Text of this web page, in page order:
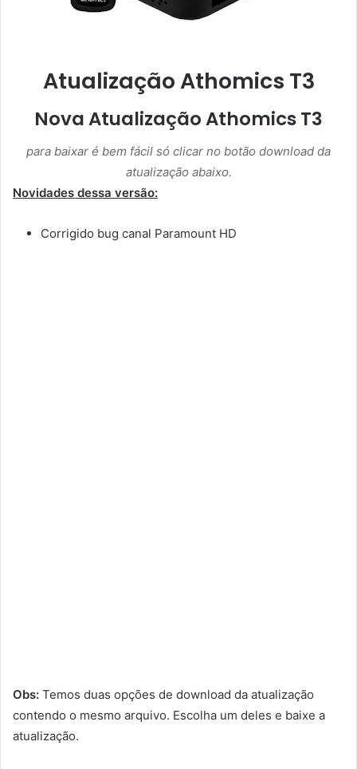
Atualização Athomics T3
Nova Atualização Athomics T3
para baixar é bem fácil só clicar no botão download da
atualização abaixo.
Novidades dessa versão:
Corrigido bug canal Paramount HD
Obs: Temos duas opções de download da atualização
contendo o mesmo arquivo. Escolha um deles e baixe a
atualização.